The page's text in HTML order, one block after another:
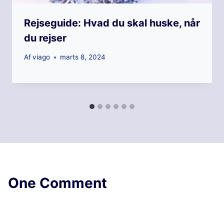
Rejseguide: Hvad du skal huske, når
du rejser
Afviago marts 8, 2024
One Comment